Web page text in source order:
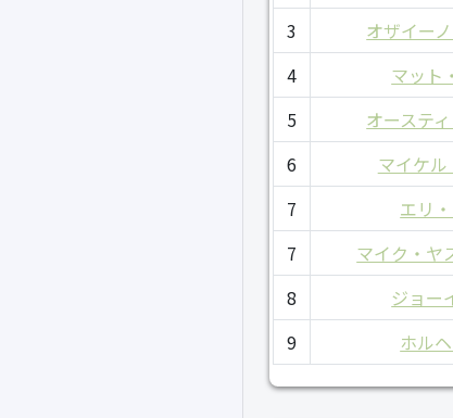
3
オザイー
4
マット
5
オーステ
6
マイケ
7
エリ
7
マイク・ヤ
8
ジョー
9
ホル